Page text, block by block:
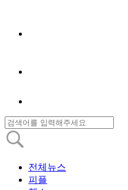
전체뉴스
피플